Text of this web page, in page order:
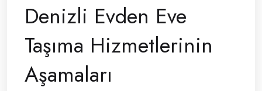
Denizli Evden Eve
Taşıma Hizmetlerinin
Aşamaları